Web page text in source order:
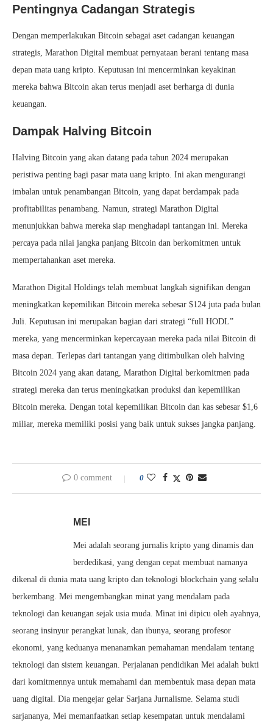
Pentingnya Cadangan Strategis
Dengan memperlakukan Bitcoin sebagai aset cadangan keuangan
strategis, Marathon Digital membuat pernyataan berani tentang masa
depan mata uang kripto. Keputusan ini mencerminkan keyakinan
mereka bahwa Bitcoin akan terus menjadi aset berharga di dunia
keuangan.
Dampak Halving Bitcoin
Halving Bitcoin yang akan datang pada tahun 2024 merupakan
peristiwa penting bagi pasar mata uang kripto. Ini akan mengurangi
imbalan untuk penambangan Bitcoin, yang dapat berdampak pada
profitabilitas penambang. Namun, strategi Marathon Digital
menunjukkan bahwa mereka siap menghadapi tantangan ini. Mereka
percaya pada nilai jangka panjang Bitcoin dan berkomitmen untuk
mempertahankan aset mereka.
Marathon Digital Holdings telah membuat langkah signifikan dengan
meningkatkan kepemilikan Bitcoin mereka sebesar $124 juta pada bulan
Juli. Keputusan ini merupakan bagian dari strategi “full HODL”
mereka, yang mencerminkan kepercayaan mereka pada nilai Bitcoin di
masa depan. Terlepas dari tantangan yang ditimbulkan oleh halving
Bitcoin 2024 yang akan datang, Marathon Digital berkomitmen pada
strategi mereka dan terus meningkatkan produksi dan kepemilikan
Bitcoin mereka. Dengan total kepemilikan Bitcoin dan kas sebesar $1,6
miliar, mereka memiliki posisi yang baik untuk sukses jangka panjang.
0 comment 0
MEI
Mei adalah seorang jurnalis kripto yang dinamis dan
berdedikasi, yang dengan cepat membuat namanya
dikenal di dunia mata uang kripto dan teknologi blockchain yang selalu
berkembang. Mei mengembangkan minat yang mendalam pada
teknologi dan keuangan sejak usia muda. Minat ini dipicu oleh ayahnya,
seorang insinyur perangkat lunak, dan ibunya, seorang profesor
ekonomi, yang keduanya menanamkan pemahaman mendalam tentang
teknologi dan sistem keuangan. Perjalanan pendidikan Mei adalah bukti
dari komitmennya untuk memahami dan membentuk masa depan mata
uang digital. Dia mengejar gelar Sarjana Jurnalisme. Selama studi
sarjananya, Mei memanfaatkan setiap kesempatan untuk mendalami